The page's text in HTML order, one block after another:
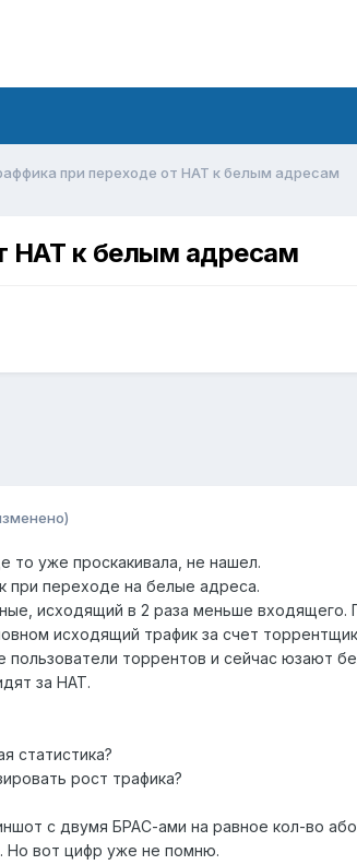
при переходе от НАТ к белым адресам
НАТ к белым адресам
то уже проскакивала, не нашел.
при переходе на белые адреса.
исходящий в 2 раза меньше
исходящий трафик за счет
торрентов и сейчас юзают
за НАТ.
статистика?
рост трафика?
с двумя БРАС-ами на равное кол-во
Но вот цифр уже не помню.